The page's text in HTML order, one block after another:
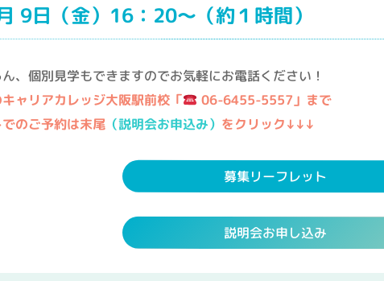
9日（金）16：20～（約１時間）
、個別見学もできますのでお気軽にお電話ください！
ャリアカレッジ大阪駅前校「 06-6455-5557」まで
のご予約は末尾（説明会お申込み） をクリック↓↓↓
募集リーフレット
説明会お申し込み